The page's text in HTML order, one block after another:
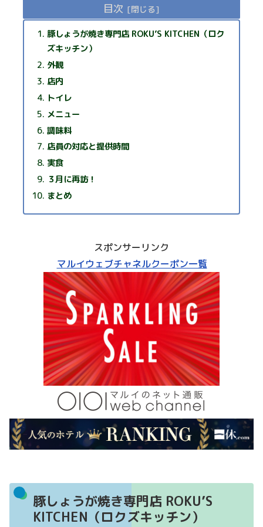
目次
豚しょうが焼き専門店 ROKU’S KITCHEN（ロク
ズキッチン）
外観
店内
トイレ
メニュー
調味料
店員の対応と提供時間
実食
３月に再訪！
まとめ
スポンサーリンク
マルイウェブチャネルクーポン一覧
豚しょうが焼き専門店 ROKU’S
KITCHEN（ロクズキッチン）